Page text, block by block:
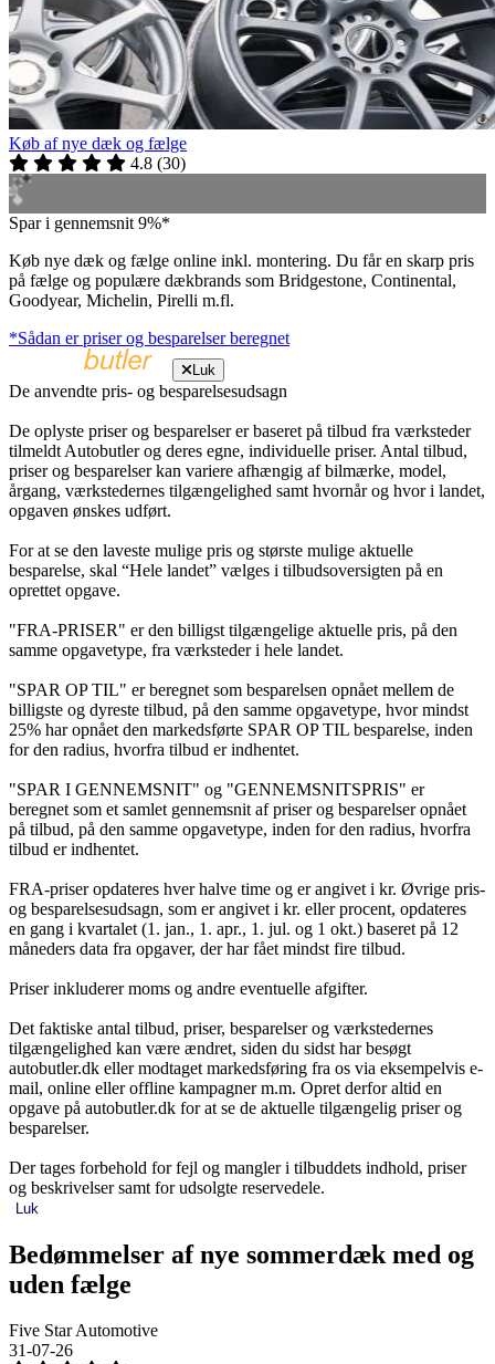
Køb af nye dæk og fælge
4.8 (30)
Spar i gennemsnit 9%*
Køb nye dæk og fælge online inkl. montering. Du får en skarp pris
på fælge og populære dækbrands som Bridgestone, Continental,
Goodyear, Michelin, Pirelli m.fl.
*Sådan er priser og besparelser beregnet
Luk
De anvendte pris- og besparelsesudsagn
De oplyste priser og besparelser er baseret på tilbud fra værksteder
tilmeldt Autobutler og deres egne, individuelle priser. Antal tilbud,
priser og besparelser kan variere afhængig af bilmærke, model,
årgang, værkstedernes tilgængelighed samt hvornår og hvor i landet,
opgaven ønskes udført.
For at se den laveste mulige pris og største mulige aktuelle
besparelse, skal “Hele landet” vælges i tilbudsoversigten på en
oprettet opgave.
"FRA-PRISER" er den billigst tilgængelige aktuelle pris, på den
samme opgavetype, fra værksteder i hele landet.
"SPAR OP TIL" er beregnet som besparelsen opnået mellem de
billigste og dyreste tilbud, på den samme opgavetype, hvor mindst
25% har opnået den markedsførte SPAR OP TIL besparelse, inden
for den radius, hvorfra tilbud er indhentet.
"SPAR I GENNEMSNIT" og "GENNEMSNITSPRIS" er
beregnet som et samlet gennemsnit af priser og besparelser opnået
på tilbud, på den samme opgavetype, inden for den radius, hvorfra
tilbud er indhentet.
FRA-priser opdateres hver halve time og er angivet i kr. Øvrige pris-
og besparelsesudsagn, som er angivet i kr. eller procent, opdateres
en gang i kvartalet (1. jan., 1. apr., 1. jul. og 1 okt.) baseret på 12
måneders data fra opgaver, der har fået mindst fire tilbud.
Priser inkluderer moms og andre eventuelle afgifter.
Det faktiske antal tilbud, priser, besparelser og værkstedernes
tilgængelighed kan være ændret, siden du sidst har besøgt
autobutler.dk eller modtaget markedsføring fra os via eksempelvis e-
mail, online eller offline kampagner m.m. Opret derfor altid en
opgave på autobutler.dk for at se de aktuelle tilgængelig priser og
besparelser.
Der tages forbehold for fejl og mangler i tilbuddets indhold, priser
og beskrivelser samt for udsolgte reservedele.
Luk
Bedømmelser af nye sommerdæk med og
uden fælge
Five Star Automotive
31-07-26